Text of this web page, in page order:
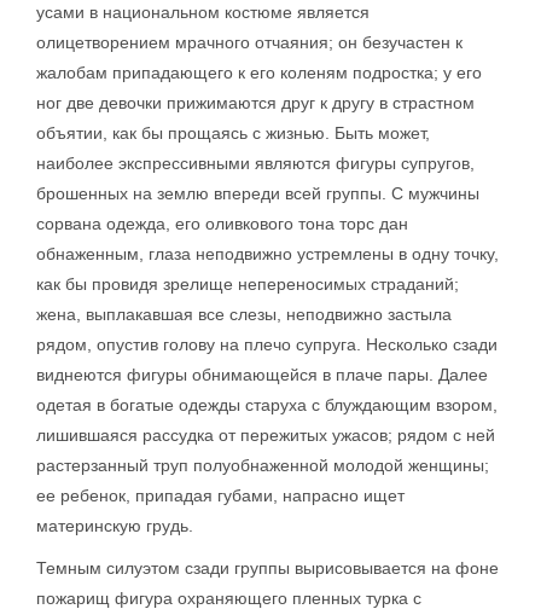
усами в национальном костюме является
олицетворением мрачного отчаяния; он безучастен к
жалобам припадающего к его коленям подростка; у его
ног две девочки прижимаются друг к другу в страстном
объятии, как бы прощаясь с жизнью. Быть может,
наиболее экспрессивными являются фигуры супругов,
брошенных на землю впереди всей группы. С мужчины
сорвана одежда, его оливкового тона торс дан
обнаженным, глаза неподвижно устремлены в одну точку,
как бы провидя зрелище непереносимых страданий;
жена, выплакавшая все слезы, неподвижно застыла
рядом, опустив голову на плечо супруга. Несколько сзади
виднеются фигуры обнимающейся в плаче пары. Далее
одетая в богатые одежды старуха с блуждающим взором,
лишившаяся рассудка от пережитых ужасов; рядом с ней
растерзанный труп полуобнаженной молодой женщины;
ее ребенок, припадая губами, напрасно ищет
материнскую грудь.
Темным силуэтом сзади группы вырисовывается на фоне
пожарищ фигура охраняющего пленных турка с